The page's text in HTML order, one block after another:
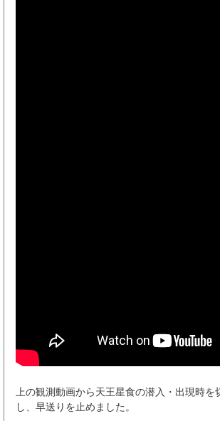
上の観測動画から天王星食の潜入・出現時を
し、早送りを止めました。